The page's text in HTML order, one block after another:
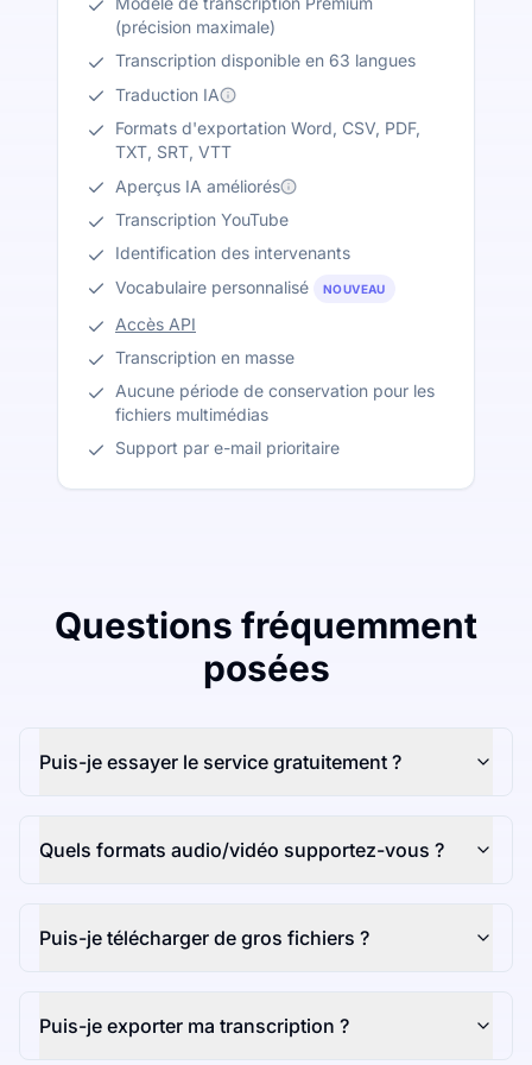
(précision maximale)
Transcription disponible en 63 langues
Traduction IA
Formats d'exportation Word, CSV, PDF,
TXT, SRT, VTT
Aperçus IA améliorés
Transcription YouTube
Identification des intervenants
Vocabulaire personnalisé
NOUVEAU
Accès API
Transcription en masse
Aucune période de conservation pour les
fichiers multimédias
Support par e-mail prioritaire
Questions fréquemment
posées
Puis-je essayer le service gratuitement ?
Quels formats audio/vidéo supportez-vous ?
Puis-je télécharger de gros fichiers ?
Puis-je exporter ma transcription ?